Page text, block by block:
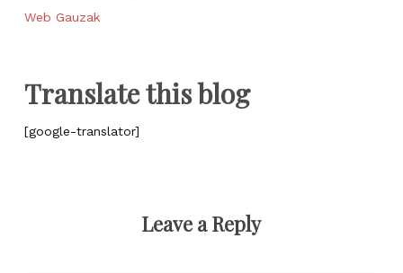
Web Gauzak
Translate this blog
[google-translator]
Leave a Reply